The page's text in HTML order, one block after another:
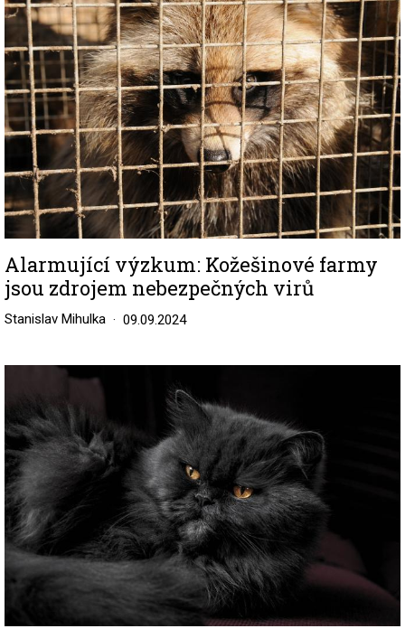
Alarmující výzkum: Kožešinové farmy
jsou zdrojem nebezpečných virů
Stanislav Mihulka 09.09.2024